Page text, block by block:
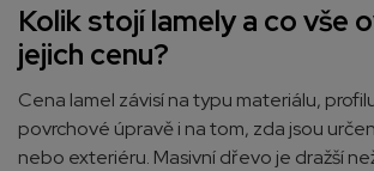
Kolik stojí lamely a co vše
jejich cenu?
Cena lamel závisí na typu materiálu,
povrchové úpravě i na tom, zda jsou
nebo exteriéru. Masivní dřevo je dražší